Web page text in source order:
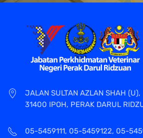
JALAN SULTAN AZLAN SHAH (U),
31400 IPOH, PERAK DARUL
05-5459111, 05-5459122, 05-